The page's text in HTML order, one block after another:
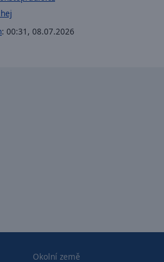
: 00:31 , 08.07.2026
Okolní země